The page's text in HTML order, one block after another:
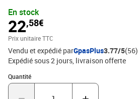
En stock
22,58€
Prix unitaire TTC
Vendu et expédié parGpasPlus3.77/5(56)
Expédié sous 2 jours livraison offerte
Quantité
Quantité : 1